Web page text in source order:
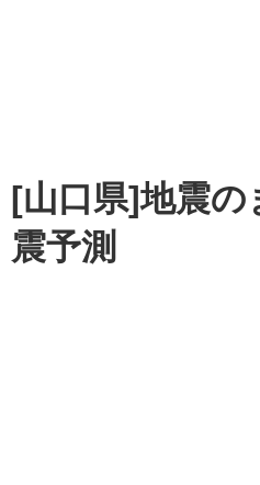
[山口県]地震の
震予測